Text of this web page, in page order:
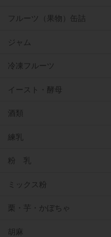
フルーツ（果物）缶詰
ジャム
冷凍フルーツ
イースト・酵母
酒類
練乳
粉 乳
ミックス粉
栗・芋・かぼちゃ
胡麻